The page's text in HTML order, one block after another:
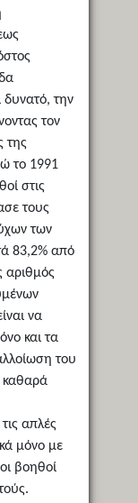
δυνατό, την
τον
της
το 1991
στις
τους
των
83,2% από
αριθμός
να
και τα
του
καθαρά
απλές
μόνο με
βοηθοί